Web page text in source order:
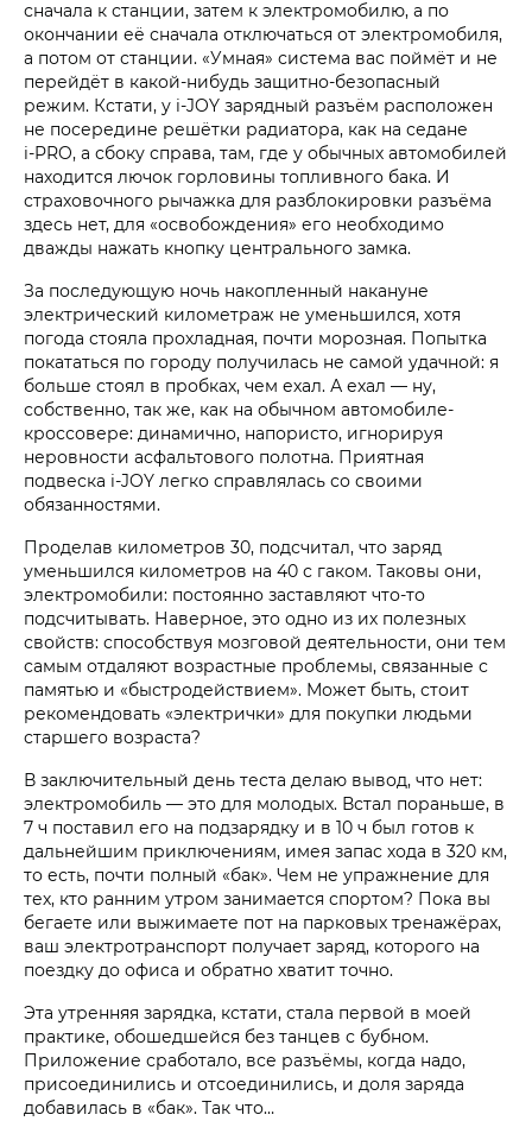
сначала к станции, затем к электромобилю, а по
окончании её сначала отключаться от электромобиля,
а потом от станции. «Умная» система вас поймёт и не
перейдёт в какой-нибудь защитно-безопасный
режим. Кстати, у i‑JOY зарядный разъём расположен
не посередине решётки радиатора, как на седане
i‑PRO, а сбоку справа, там, где у обычных автомобилей
находится лючок горловины топливного бака. И
страховочного рычажка для разблокировки разъёма
здесь нет, для «освобождения» его необходимо
дважды нажать кнопку центрального замка.
За последующую ночь накопленный накануне
электрический километраж не уменьшился, хотя
погода стояла прохладная, почти морозная. Попытка
покататься по городу получилась не самой удачной: я
больше стоял в пробках, чем ехал. А ехал — ну,
собственно, так же, как на обычном автомобиле-
кроссовере: динамично, напористо, игнорируя
неровности асфальтового полотна. Приятная
подвеска i‑JOY легко справлялась со своими
обязанностями.
Проделав километров 30, подсчитал, что заряд
уменьшился километров на 40 с гаком. Таковы они,
электромобили: постоянно заставляют что-то
подсчитывать. Наверное, это одно из их полезных
свойств: способствуя мозговой деятельности, они тем
самым отдаляют возрастные проблемы, связанные с
памятью и «быстродействием». Может быть, стоит
рекомендовать «электрички» для покупки людьми
старшего возраста?
В заключительный день теста делаю вывод, что нет:
электромобиль — это для молодых. Встал пораньше, в
7 ч поставил его на подзарядку и в 10 ч был готов к
дальнейшим приключениям, имея запас хода в 320 км,
то есть, почти полный «бак». Чем не упражнение для
тех, кто ранним утром занимается спортом? Пока вы
бегаете или выжимаете пот на парковых тренажёрах,
ваш электротранспорт получает заряд, которого на
поездку до офиса и обратно хватит точно.
Эта утренняя зарядка, кстати, стала первой в моей
практике, обошедшейся без танцев с бубном.
Приложение сработало, все разъёмы, когда надо,
присоединились и отсоединились, и доля заряда
добавилась в «бак». Так что…